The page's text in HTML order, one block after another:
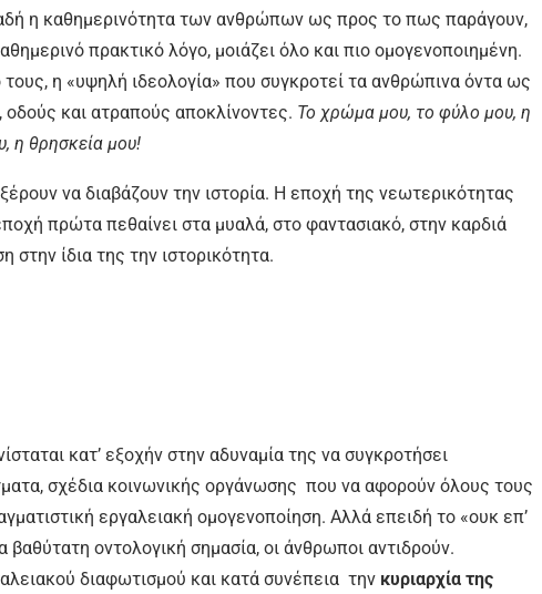
η καθημερινότητα των ανθρώπων ως προς το πως παράγουν,
πρακτικό λόγο, μοιάζει όλο και πιο ομογενοποιημένη.
τους, η «υψηλή ιδεολογία» που συγκροτεί τα ανθρώπινα όντα ως
και ατραπούς αποκλίνοντες. Το χρώμα μου, το φύλο μου, η
η θρησκεία μου!
να διαβάζουν την ιστορία. Η εποχή της νεωτερικότητας
πρώτα πεθαίνει στα μυαλά, στο φαντασιακό, στην καρδιά
ίδια της την ιστορικότητα.
κατ’ εξοχήν στην αδυναμία της να συγκροτήσει
σχέδια κοινωνικής οργάνωσης που να αφορούν όλους τους
εργαλειακή ομογενοποίηση. Αλλά επειδή το «ουκ επ’
οντολογική σημασία, οι άνθρωποι αντιδρούν.
διαφωτισμού και κατά συνέπεια την κυριαρχία της